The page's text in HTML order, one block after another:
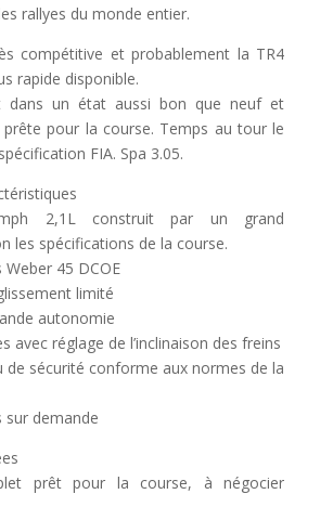
rallyes du monde entier.
compétitive et probablement la TR4
rapide disponible.
dans un état aussi bon que neuf et
pour la course. Temps au tour le
FIA. Spa 3.05.
2,1L construit par un grand
les spécifications de la course.
45 DCOE
limité
autonomie
avec réglage de l’inclinaison des freins
de sécurité conforme aux normes de la
sur demande
prêt pour la course, à négocier